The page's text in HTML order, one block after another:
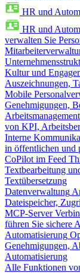
HR und
HR und
verwalten Sie
Kultur und
Auszeichnungen,
Mobile
Genehmigungen,
Arbeitsmanagement
von KPI,
Interne
in öffentlichen und
CoPilot im Feed
Textbearbeitung
Textübersetzung
Datenverwaltung
Dateispeicher,
MCP-Server
führen Sie sichere
Automatisierung
Genehmigungen,
Automatisierung
Alle Funktionen